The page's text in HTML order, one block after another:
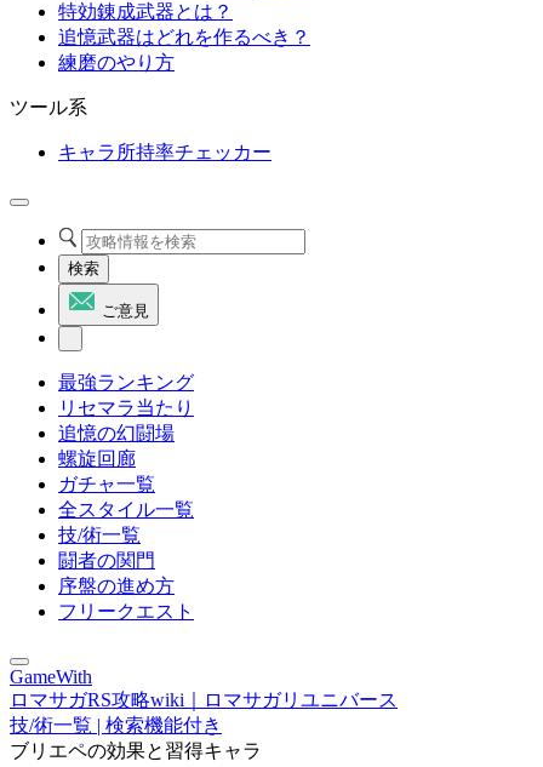
特効錬成武器とは？
追憶武器はどれを作るべき？
練磨のやり方
ツール系
キャラ所持率チェッカー
検索
ご意見
最強ランキング
リセマラ当たり
追憶の幻闘場
螺旋回廊
ガチャ一覧
全スタイル一覧
技/術一覧
闘者の関門
序盤の進め方
フリークエスト
GameWith
ロマサガRS攻略wiki｜ロマサガリユニバース
技/術一覧 | 検索機能付き
ブリエペの効果と習得キャラ